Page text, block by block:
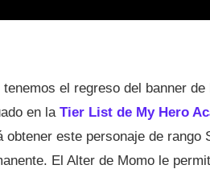
el regreso del banner de
en la Tier List de My Hero
obtener este personaje de rango
El Alter de Momo le